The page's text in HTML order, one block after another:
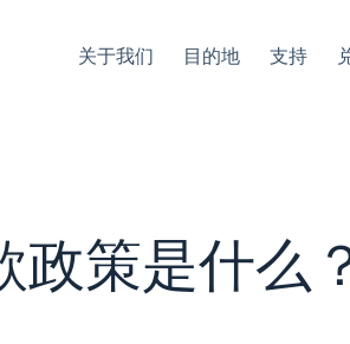
关于我们 目的地 支持
政策是什么